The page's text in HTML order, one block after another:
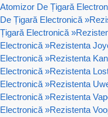
Atomizor De Țigară
De Țigară Electronică »
Țigară Electronică »
Electronică »Rezistenta
Electronică »Rezistenta
Electronică »Rezistenta
Electronică »Rezistenta
Electronică »Rezistenta
Electronică »Rezistenta